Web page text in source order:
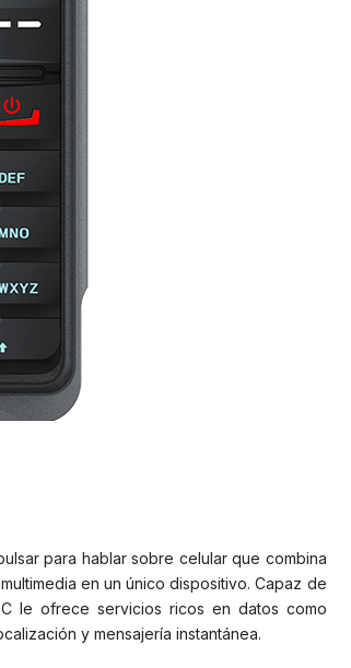
para hablar sobre celular que combina
en un único dispositivo. Capaz de
le ofrece servicios ricos en datos como
y mensajería instantánea.